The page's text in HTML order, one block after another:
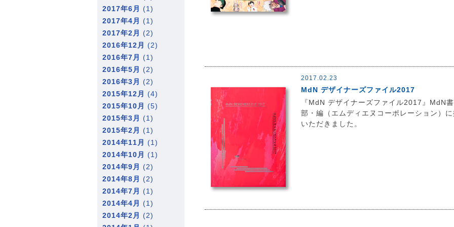
2017年6月
(1)
2017年4月
(1)
2017年2月
(2)
2016年12月
(2)
2016年7月
(1)
2016年5月
(2)
2016年3月
(2)
2015年12月
(4)
2015年10月
(5)
2015年3月
(1)
2015年2月
(1)
2014年11月
(1)
2014年10月
(1)
2014年9月
(2)
2014年8月
(2)
2014年7月
(1)
2014年4月
(1)
2014年2月
(2)
2017.02.23
MdN デザイナーズファイル2017
『MdN デザイナーズファイル2017』MdN
部・編（エムディエヌコーポレーション）に
いただきました。